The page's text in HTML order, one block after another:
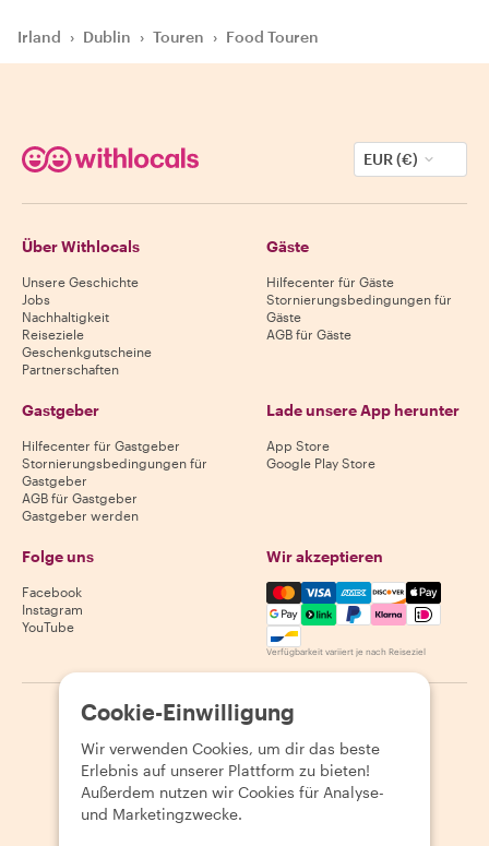
Irland › Dublin › Touren › Food Touren
EUR (€)
Über Withlocals
Unsere Geschichte
Jobs
Nachhaltigkeit
Reiseziele
Geschenkgutscheine
Partnerschaften
Gäste
Hilfecenter für Gäste
Stornierungsbedingungen für
Gäste
AGB für Gäste
Gastgeber
Hilfecenter für Gastgeber
Stornierungsbedingungen für
Gastgeber
AGB für Gastgeber
Gastgeber werden
Lade unsere App herunter
App Store
Google Play Store
Folge uns
Facebook
Instagram
YouTube
Wir akzeptieren
Mastercard, Visa, Amex,
Verfügbarkeit variiert je nach Reiseziel
2026 Withlocals.com | Datenschutzerklärung
Seitenübersicht
Cookie-Einwilligung
Wir verwenden Cookies, um dir das beste
Erlebnis auf unserer Plattform zu bieten!
Außerdem nutzen wir Cookies für Analyse-
und Marketingzwecke.